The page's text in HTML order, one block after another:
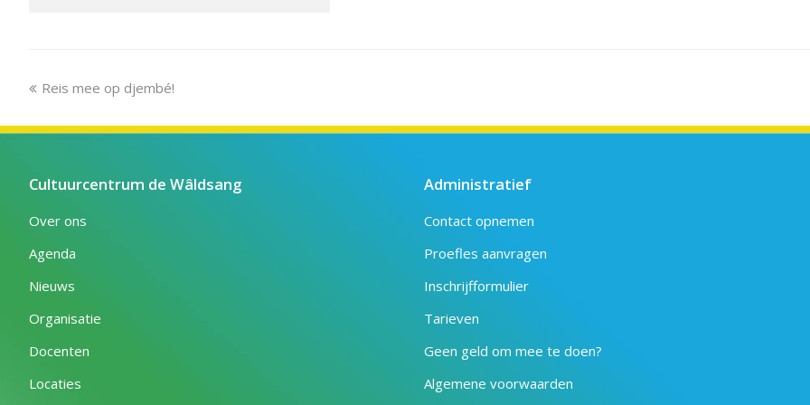
previous
Reis mee op djembé!
Cultuurcentrum de Wâldsang
Over ons
Agenda
Nieuws
Organisatie
Docenten
Locaties
Administratief
Contact opnemen
Proefles aanvragen
Inschrijfformulier
Tarieven
Geen geld om mee te doen?
Algemene voorwaarden